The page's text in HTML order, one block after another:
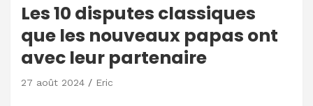
Les 10 disputes classiques
que les nouveaux papas ont
avec leur partenaire
27 août 2024 Eric